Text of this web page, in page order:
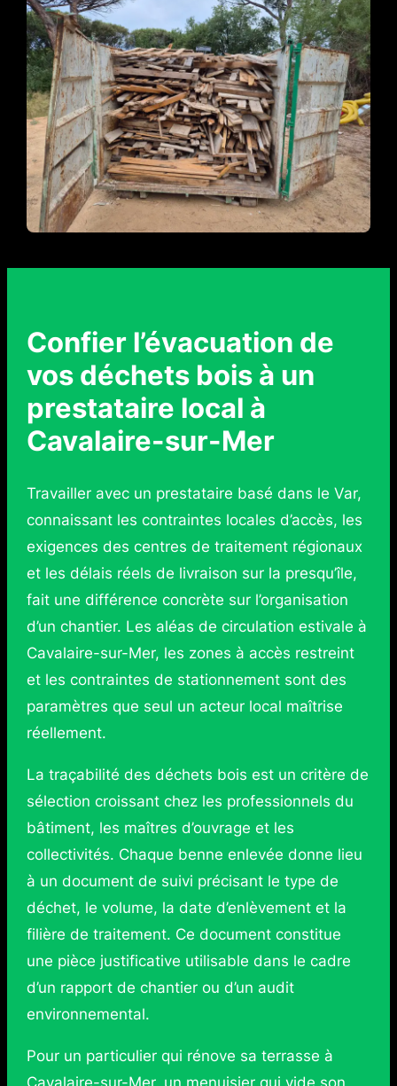
Confier l’évacuation de
vos déchets bois à un
prestataire local à
Cavalaire-sur-Mer
Travailler avec un prestataire basé dans le Var,
connaissant les contraintes locales d’accès, les
exigences des centres de traitement régionaux
et les délais réels de livraison sur la presqu’île,
fait une différence concrète sur l’organisation
d’un chantier. Les aléas de circulation estivale à
Cavalaire-sur-Mer, les zones à accès restreint
et les contraintes de stationnement sont des
paramètres que seul un acteur local maîtrise
réellement.
La traçabilité des déchets bois est un critère de
sélection croissant chez les professionnels du
bâtiment, les maîtres d’ouvrage et les
collectivités. Chaque benne enlevée donne lieu
à un document de suivi précisant le type de
déchet, le volume, la date d’enlèvement et la
filière de traitement. Ce document constitue
une pièce justificative utilisable dans le cadre
d’un rapport de chantier ou d’un audit
environnemental.
Pour un particulier qui rénove sa terrasse à
Cavalaire-sur-Mer, un menuisier qui vide son